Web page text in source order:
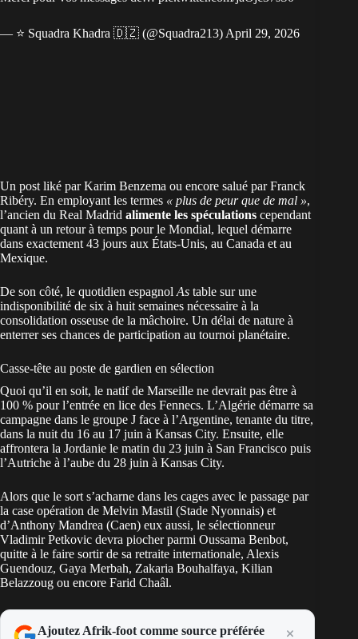
— ⭐️ Squadra Khadra 🇩🇿 (@Squadra213) April 29, 2026
Un post liké par Karim Benzema ou encore salué par Franck
Ribéry. En employant les termes « plus de peur que de mal »,
l’ancien du Real Madrid alimente les spéculations cependant
quant à un retour à temps pour le Mondial, lequel démarre
dans exactement 43 jours aux États-Unis, au Canada et au
Mexique.
De son côté, le quotidien espagnol As table sur une
indisponibilité de six à huit semaines nécessaire à la
consolidation osseuse de la mâchoire. Un délai de nature à
enterrer ses chances de participation au tournoi planétaire.
Casse-tête au poste de gardien en sélection
Quoi qu’il en soit, le natif de Marseille ne devrait pas être à
100 % pour l’entrée en lice des Fennecs. L’Algérie démarre sa
campagne dans le groupe J face à l’Argentine, tenante du titre,
dans la nuit du 16 au 17 juin à Kansas City. Ensuite, elle
affrontera la Jordanie le matin du 23 juin à San Francisco puis
l’Autriche à l’aube du 28 juin à Kansas City.
Alors que le sort s’acharne dans les cages avec le passage par
la case opération de Melvin Mastil (Stade Nyonnais) et
d’Anthony Mandrea (Caen) eux aussi, le sélectionneur
Vladimir Petkovic devra piocher parmi Oussama Benbot,
quitte à le faire sortir de sa retraite internationale, Alexis
Guendouz, Gaya Merbah, Zakaria Bouhalfaya, Kilian
Belazzoug ou encore Farid Chaâl.
Ajoutez Afrik-foot comme source préférée